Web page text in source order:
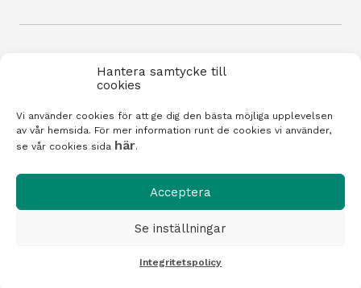
Hantera samtycke till
cookies
Vi använder cookies för att ge dig den bästa möjliga upplevelsen
av vår hemsida. För mer information runt de cookies vi använder,
se vår cookies sida här.
Acceptera
Se inställningar
Integritetspolicy
Integritetspolicy
Visselblåsning
© 2026 Stenvalvet.